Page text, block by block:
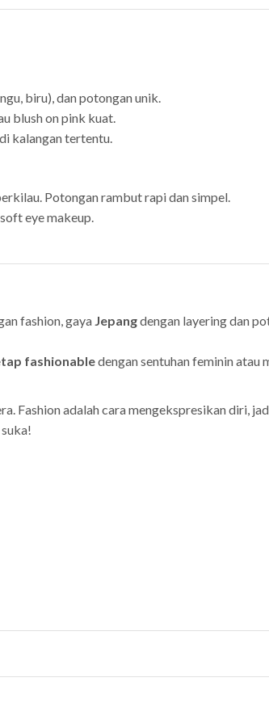
biru), dan potongan unik.
blush on pink kuat.
kalangan tertentu.
Potongan rambut rapi dan simpel.
eye makeup.
fashion, gaya Jepangdengan layering dan
fashionabledengan sentuhan feminin atau
Fashion adalah cara mengekspresikan diri,